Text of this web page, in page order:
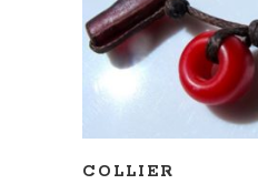
COLLIER